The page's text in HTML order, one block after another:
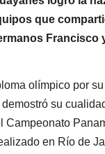
que
Francisco
olímpico por
su
Campeonato
en Río de